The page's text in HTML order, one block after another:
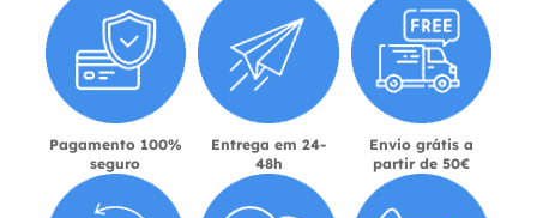
Pagamento 100%
seguro
Entrega em 24-
48h
Envio grátis a
partir de 50€